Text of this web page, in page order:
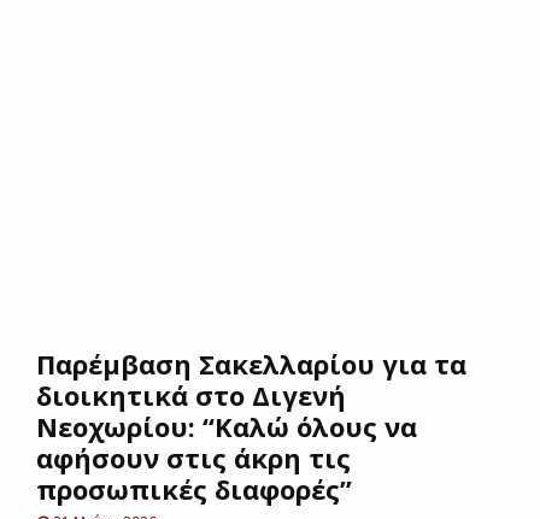
UΠαρέμβαση Σακελλαρίου για τα
διοικητικά στο Διγενή
Νεοχωρίου: “Καλώ όλους να
αφήσουν στις άκρη τις
προσωπικές διαφορές”